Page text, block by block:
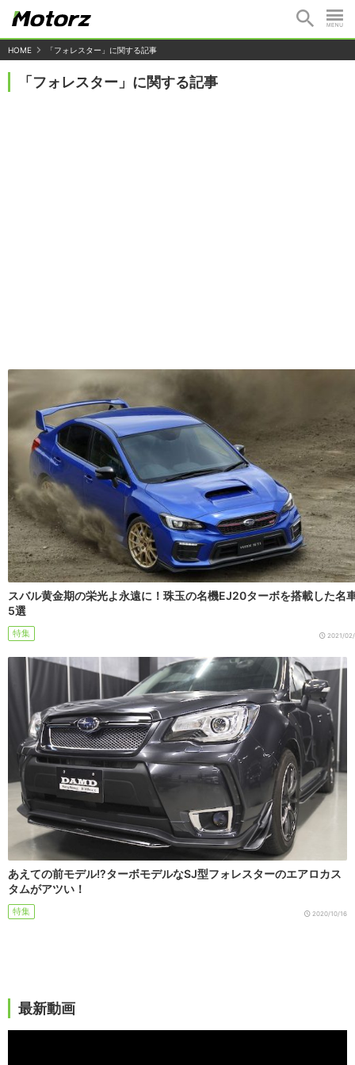
HOME 「フォレスター」に関する記事
「フォレスター」に関する記事
スバル黄金期の栄光よ永遠に！珠玉の名機EJ20ターボを搭載した名
5選
特集 2021/
あえての前モデル!?ターボモデルなSJ型フォレスターのエアロカス
タムがアツい！
特集 2020/10/16
最新動画